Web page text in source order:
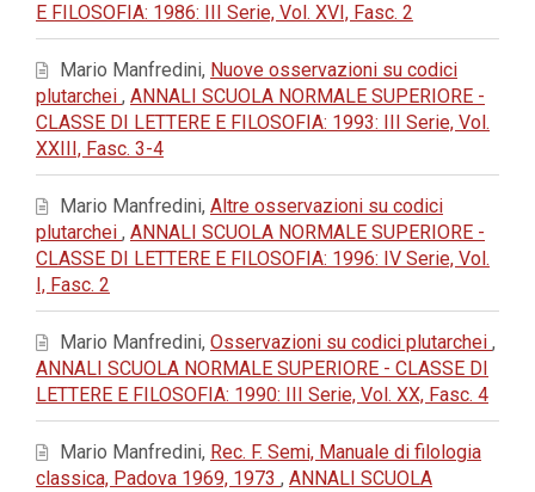
E FILOSOFIA: 1986: III Serie, Vol. XVI, Fasc. 2
Mario Manfredini, Nuove osservazioni su codici
plutarchei , ANNALI SCUOLA NORMALE SUPERIORE -
CLASSE DI LETTERE E FILOSOFIA: 1993: III Serie, Vol.
XXIII, Fasc. 3-4
Mario Manfredini, Altre osservazioni su codici
plutarchei , ANNALI SCUOLA NORMALE SUPERIORE -
CLASSE DI LETTERE E FILOSOFIA: 1996: IV Serie, Vol.
I, Fasc. 2
Mario Manfredini, Osservazioni su codici plutarchei ,
ANNALI SCUOLA NORMALE SUPERIORE - CLASSE DI
LETTERE E FILOSOFIA: 1990: III Serie, Vol. XX, Fasc. 4
Mario Manfredini, Rec. F. Semi, Manuale di filologia
classica, Padova 1969, 1973 , ANNALI SCUOLA